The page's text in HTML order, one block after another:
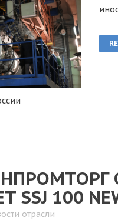
SSJ 100
отрасли